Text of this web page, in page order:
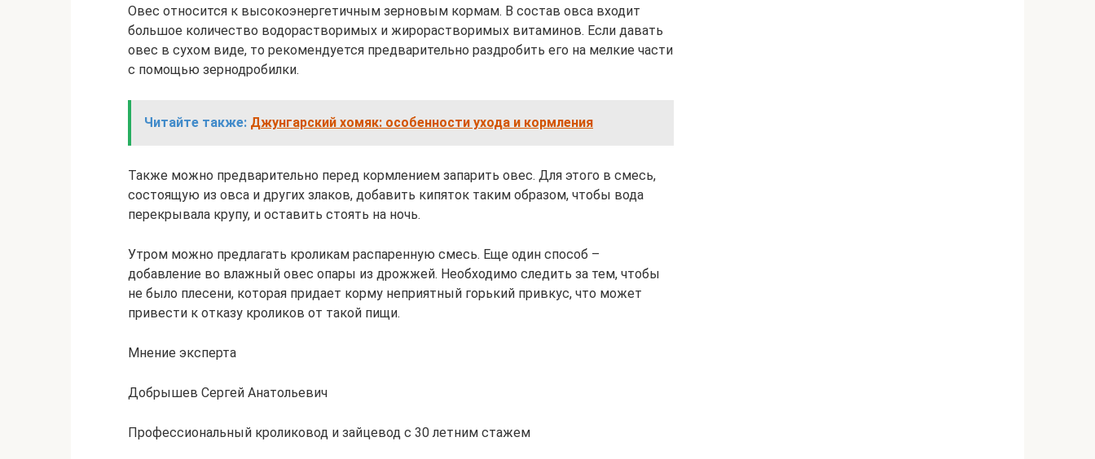
Овес относится к высокоэнергетичным зерновым кормам. В состав овса входит
большое количество водорастворимых и жирорастворимых витаминов. Если давать
овес в сухом виде, то рекомендуется предварительно раздробить его на мелкие части
с помощью зернодробилки.
Читайте также: Джунгарский хомяк: особенности ухода и кормления
Также можно предварительно перед кормлением запарить овес. Для этого в смесь,
состоящую из овса и других злаков, добавить кипяток таким образом, чтобы вода
перекрывала крупу, и оставить стоять на ночь.
Утром можно предлагать кроликам распаренную смесь. Еще один способ –
добавление во влажный овес опары из дрожжей. Необходимо следить за тем, чтобы
не было плесени, которая придает корму неприятный горький привкус, что может
привести к отказу кроликов от такой пищи.
Мнение эксперта
Добрышев Сергей Анатольевич
Профессиональный кроликовод и зайцевод с 30 летним стажем